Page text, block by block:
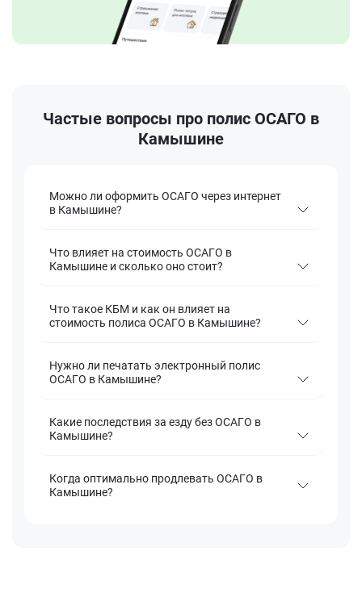
Частые вопросы про полис ОСАГО в
Камышине
Можно ли оформить ОСАГО через интернет
в Камышине?
Что влияет на стоимость ОСАГО в
Камышине и сколько оно стоит?
Что такое КБМ и как он влияет на
стоимость полиса ОСАГО в Камышине?
Нужно ли печатать электронный полис
ОСАГО в Камышине?
Какие последствия за езду без ОСАГО в
Камышине?
Когда оптимально продлевать ОСАГО в
Камышине?